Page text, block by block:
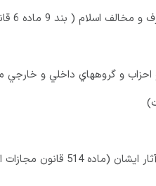
احزاب و گروههاي داخلي و